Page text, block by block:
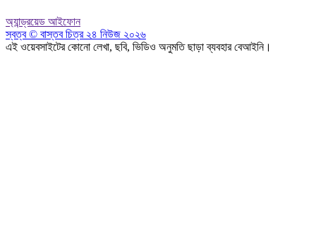
অ্যান্ড্রয়েড আইফোন
স্বত্ব © বাস্তব চিত্র ২৪ নিউজ ২০২৬
এই ওয়েবসাইটের কোনো লেখা, ছবি, ভিডিও অনুমতি ছাড়া ব্যবহার বেআইনি।